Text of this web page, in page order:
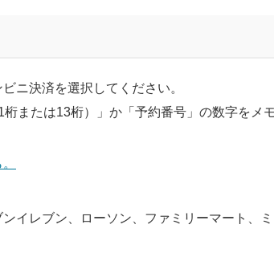
ニ決済を選択してください。
または13桁）」か「予約番号」の数字をメ
イレブン、ローソン、ファミリーマート、ミ